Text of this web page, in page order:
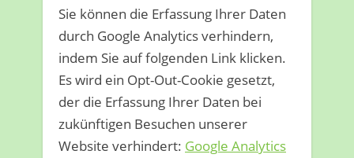
Sie können die Erfassung Ihrer Daten
durch Google Analytics verhindern,
indem Sie auf folgenden Link klicken.
Es wird ein Opt-Out-Cookie gesetzt,
der die Erfassung Ihrer Daten bei
zukünftigen Besuchen unserer
Website verhindert: Google Analytics